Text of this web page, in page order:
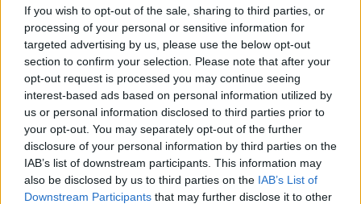
If you wish to opt-out of the sale, sharing to third parties, or
processing of your personal or sensitive information for
targeted advertising by us, please use the below opt-out
section to confirm your selection. Please note that after your
opt-out request is processed you may continue seeing
interest-based ads based on personal information utilized by
us or personal information disclosed to third parties prior to
your opt-out. You may separately opt-out of the further
disclosure of your personal information by third parties on the
IAB’s list of downstream participants. This information may
also be disclosed by us to third parties on the IAB’s List of
Downstream Participants that may further disclose it to other